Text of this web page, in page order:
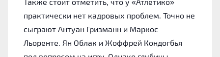
практически нет кадровых проблем. Точно не
сыграют Антуан Гризманн и Маркос
Льоренте. Ян Облак и Жоффрей Кондогбья